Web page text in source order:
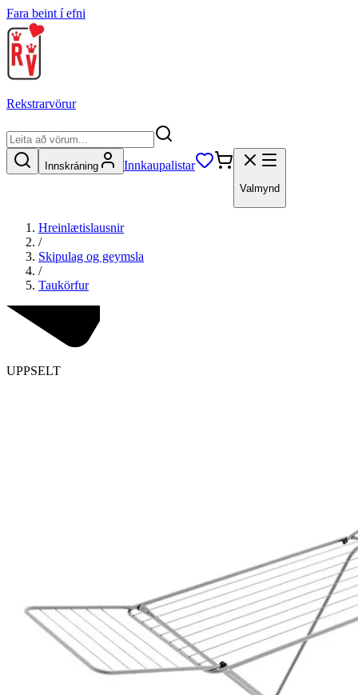
Fara beint í efni
Rekstrarvörur
Innskráning Innkaupalistar
Valmynd
Hreinlætislausnir
/
Skipulag og geymsla
/
Taukörfur
UPPSELT